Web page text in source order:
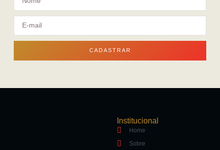
CADASTRAR
Institucional
Home
Sobre